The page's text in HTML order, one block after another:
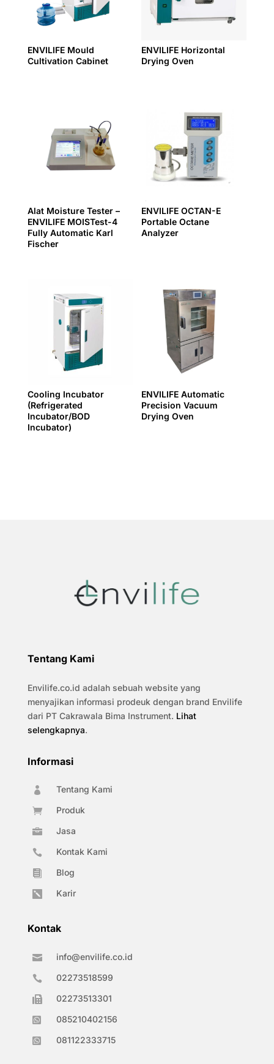
ENVILIFE Mould
Cultivation Cabinet
ENVILIFE Horizontal
Drying Oven
Alat Moisture Tester –
ENVILIFE MOISTest-4
Fully Automatic Karl
Fischer
ENVILIFE OCTAN-E
Portable Octane
Analyzer
Cooling Incubator
(Refrigerated
Incubator/BOD
Incubator)
ENVILIFE Automatic
Precision Vacuum
Drying Oven
Tentang Kami
Envilife.co.id adalah sebuah website yang
menyajikan informasi prodeuk dengan brand Envilife
dari PT Cakrawala Bima Instrument. Lihat
selengkapnya.
Informasi
 Tentang Kami
 Produk
 Jasa
 Kontak Kami
 Blog
 Karir
Kontak
 info@envilife.co.id
 02273518599
 02273513301
 085210402156
 081122333715